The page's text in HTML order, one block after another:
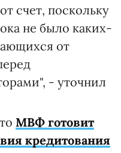
счет, поскольку
не было каких-
от
- уточнил
МВФ готовит
кредитования